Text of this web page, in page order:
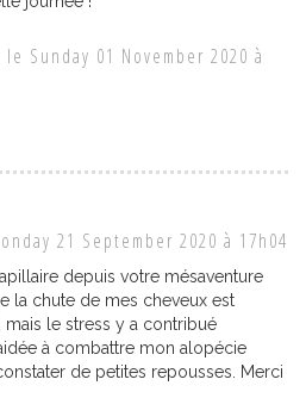
le Sunday 01 November 2020 à
21 September 2020 à 17h04
depuis votre mésaventure
la chute de mes cheveux est
le stress y a contribué
à combattre mon alopécie
de petites repousses. Merci